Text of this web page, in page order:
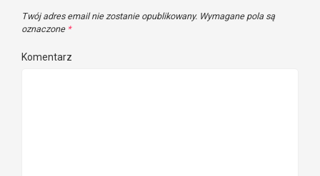
Twój adres email nie zostanie opublikowany. Wymagane pola są
oznaczone *
Komentarz